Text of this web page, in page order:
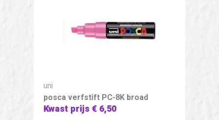
uni
posca verfstift PC-8K broad
Kwast prijs€ 6,50